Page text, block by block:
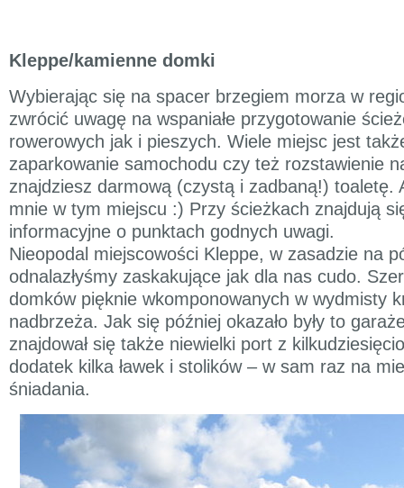
Kleppe/kamienne domki
Wybierając się na spacer brzegiem morza w
zwrócić uwagę na wspaniałe przygotowanie
rowerowych jak i pieszych. Wiele miejsc jest
zaparkowanie samochodu czy też rozstawienie
znajdziesz darmową (czystą i zadbaną!) toaletę.
mnie w tym miejscu :) Przy ścieżkach znajdują
informacyjne o punktach godnych uwagi.
Nieopodal miejscowości Kleppe, w zasadzie na
odnalazłyśmy zaskakujące jak dla nas cudo.
domków pięknie wkomponowanych w wydmisty
nadbrzeża. Jak się później okazało były to
znajdował się także niewielki port z
dodatek kilka ławek i stolików – w sam raz na
śniadania.